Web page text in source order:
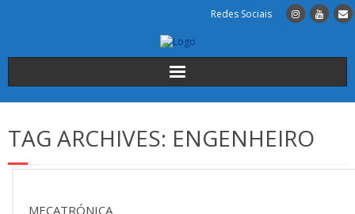
Redes Sociais
Início
Institucional
TAG ARCHIVES: ENGENHEIRO
MECATRÓNICA